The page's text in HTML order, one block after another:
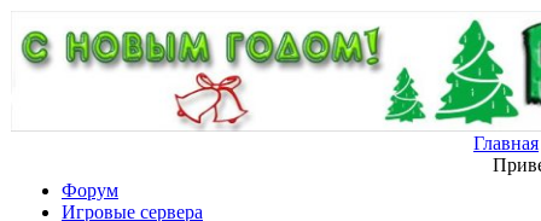
Главная
Форум
Игровые сервера